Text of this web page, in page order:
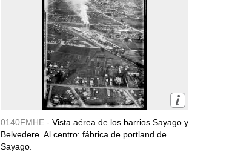
0140FMHE - Vista aérea de los barrios Sayago y
Belvedere. Al centro: fábrica de portland de
Sayago.